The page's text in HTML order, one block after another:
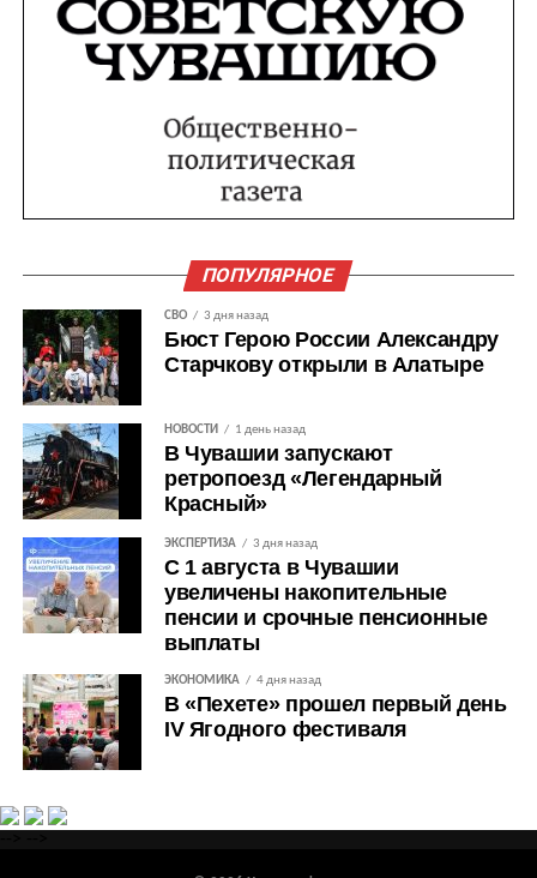
ПОПУЛЯРНОЕ
СВО 3 дня назад
Бюст Герою России Александру
Старчкову открыли в Алатыре
НОВОСТИ 1 день назад
В Чувашии запускают
ретропоезд «Легендарный
Красный»
ЭКСПЕРТИЗА 3 дня назад
С 1 августа в Чувашии
увеличены накопительные
пенсии и срочные пенсионные
выплаты
ЭКОНОМИКА 4 дня назад
В «Пехете» прошел первый день
IV Ягодного фестиваля